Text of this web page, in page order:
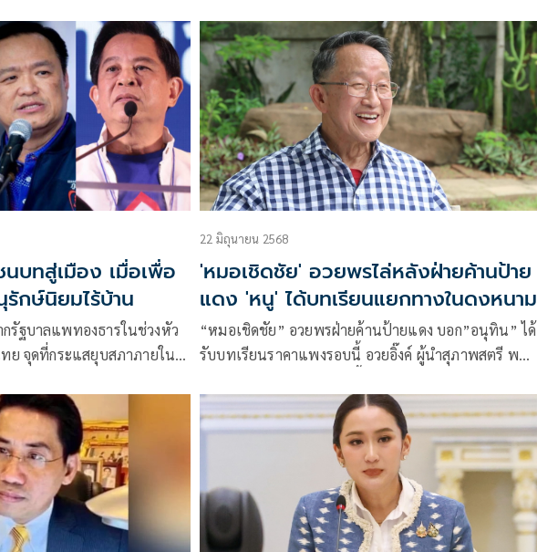
บทสู่เมือง เมื่อเพื่อ
รักษ์นิยมไร้บ้าน
รัฐบาลแพทองธารในช่วงหัว
ทย จุดที่กระแสยุบสภาภายในปี
ง
22 มิถุนายน 2568
'หมอเชิดชัย' อวยพรไล่หลังฝ่ายค้านป้าย
แดง 'หนู' ได้บทเรียนแยกทางในดงหนาม
“หมอเชิดชัย” อวยพรฝ่ายค้านป้ายแดง บอก”อนุทิน” ได้
รับบทเรียนราคาแพงรอบนี้ อวยอิ๊งค์ ผู้นำสุภาพสตรี พา